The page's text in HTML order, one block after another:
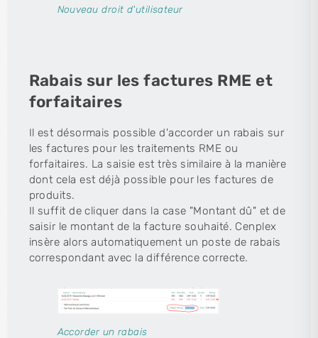
Nouveau droit d'utilisateur
Rabais sur les factures RME et
forfaitaires
Il est désormais possible d'accorder un rabais sur
les factures pour les traitements RME ou
forfaitaires. La saisie est très similaire à la manière
dont cela est déjà possible pour les factures de
produits.
Il suffit de cliquer dans la case "Montant dû" et de
saisir le montant de la facture souhaité. Cenplex
insère alors automatiquement un poste de rabais
correspondant avec la différence correcte.
Accorder un rabais